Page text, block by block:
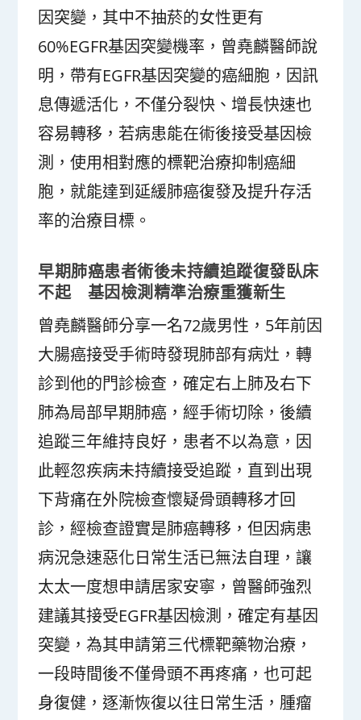
因突變，其中不抽菸的女性更有
60%EGFR基因突變機率，曾堯麟醫師說
明，帶有EGFR基因突變的癌細胞，因訊
息傳遞活化，不僅分裂快、增長快速也
容易轉移，若病患能在術後接受基因檢
測，使用相對應的標靶治療抑制癌細
胞，就能達到延緩肺癌復發及提升存活
率的治療目標。
早期肺癌患者術後未持續追蹤復發臥床
不起 基因檢測精準治療重獲新生
曾堯麟醫師分享一名72歲男性，5年前因
大腸癌接受手術時發現肺部有病灶，轉
診到他的門診檢查，確定右上肺及右下
肺為局部早期肺癌，經手術切除，後續
追蹤三年維持良好，患者不以為意，因
此輕忽疾病未持續接受追蹤，直到出現
下背痛在外院檢查懷疑骨頭轉移才回
診，經檢查證實是肺癌轉移，但因病患
病況急速惡化日常生活已無法自理，讓
太太一度想申請居家安寧，曾醫師強烈
建議其接受EGFR基因檢測，確定有基因
突變，為其申請第三代標靶藥物治療，
一段時間後不僅骨頭不再疼痛，也可起
身復健，逐漸恢復以往日常生活，腫瘤